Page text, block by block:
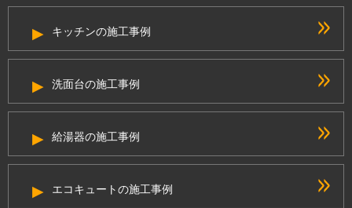
キッチンの施工事例
洗面台の施工事例
給湯器の施工事例
エコキュートの施工事例